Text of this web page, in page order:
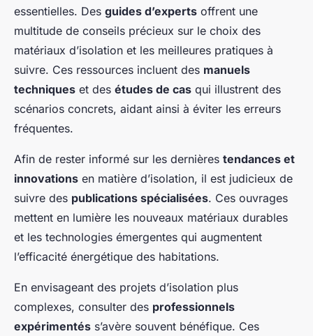
essentielles. Des guides d’experts offrent une
multitude de conseils précieux sur le choix des
matériaux d’isolation et les meilleures pratiques à
suivre. Ces ressources incluent des manuels
techniques et des études de cas qui illustrent des
scénarios concrets, aidant ainsi à éviter les erreurs
fréquentes.
Afin de rester informé sur les dernières tendances et
innovations en matière d’isolation, il est judicieux de
suivre des publications spécialisées. Ces ouvrages
mettent en lumière les nouveaux matériaux durables
et les technologies émergentes qui augmentent
l’efficacité énergétique des habitations.
En envisageant des projets d’isolation plus
complexes, consulter des professionnels
expérimentés s’avère souvent bénéfique. Ces